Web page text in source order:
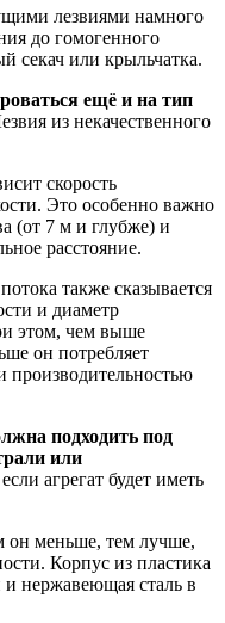
лезвиями намного
до гомогенного
секач или крыльчатка.
ещё и на тип
из некачественного
скорость
Это особенно важно
(от 7 м и глубже) и
расстояние.
также сказывается
и диаметр
этом, чем выше
он потребляет
производительностью
подходить под
или
агрегат будет иметь
он меньше, тем лучше,
Корпус из пластика
и нержавеющая сталь в